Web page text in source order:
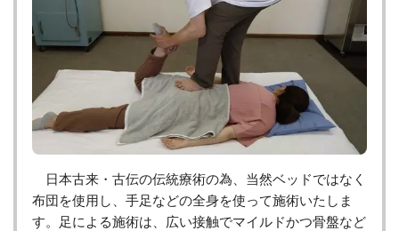
日本古来・古伝の伝統療術の為、当然ベッドではなく
布団を使用し、手足などの全身を使って施術いたしま
す。足による施術は、広い接触でマイルドかつ骨盤など